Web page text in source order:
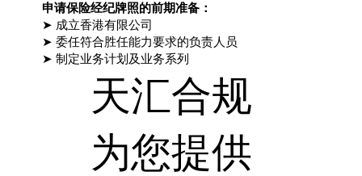
申请保险经纪牌照的前期准备：
➤ 成立香港有限公司
➤ 委任符合胜任能力要求的负责人员
➤ 制定业务计划及业务系列
天汇合规
为您提供